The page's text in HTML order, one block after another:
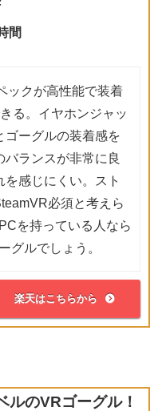
間
ックが高性能で装着
る。イヤホンジャッ
ゴーグルの装着感を
ランスが非常に良
を感じにくい。スト
必須と考えら
を持っている人なら
グルでしょう。
楽天はこちらから
ルのVRゴーグル！